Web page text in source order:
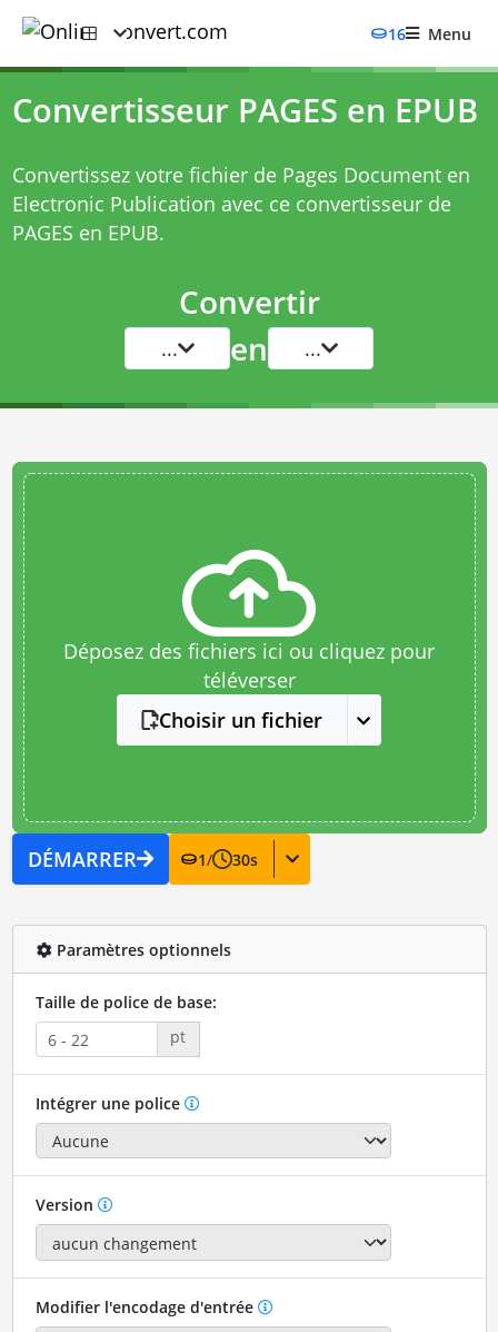
16 Menu
Convertisseur PAGES en EPUB
Convertissez votre fichier de Pages Document en
Electronic Publication avec ce convertisseur de
PAGES en EPUB.
Convertir
... en ...
Déposez des fichiers ici ou cliquez pour
téléverser
Choisir un fichier
DÉMARRER 1/ 30s
Paramètres optionnels
Taille de police de base:
pt
Intégrer une police
Version
Modifier l'encodage d'entrée